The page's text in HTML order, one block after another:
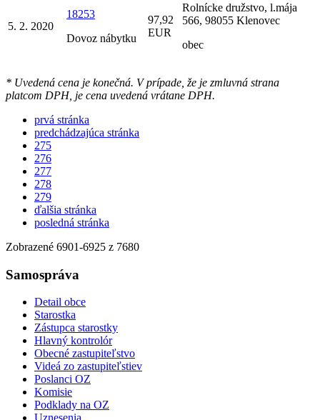
5. 2. 2020
18253
Dovoz nábytku
97,92
EUR
Rolnícke družstvo, l.mája
566, 98055 Klenovec
obec
* Uvedená cena je konečná. V prípade, že je zmluvná strana
platcom DPH, je cena uvedená vrátane DPH.
prvá stránka
predchádzajúca stránka
275
276
277
278
279
ďalšia stránka
posledná stránka
Zobrazené 6901-6925 z 7680
Samospráva
Detail obce
Starostka
Zástupca starostky
Hlavný kontrolór
Obecné zastupiteľstvo
Videá zo zastupiteľstiev
Poslanci OZ
Komisie
Podklady na OZ